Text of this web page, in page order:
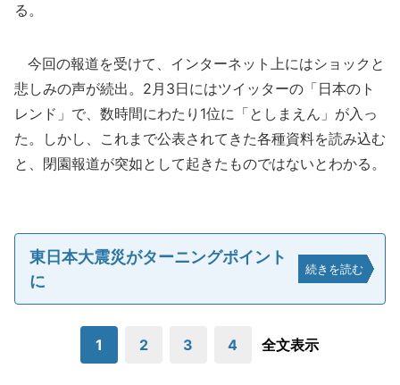
る。
今回の報道を受けて、インターネット上にはショックと
悲しみの声が続出。2月3日にはツイッターの「日本のト
レンド」で、数時間にわたり1位に「としまえん」が入っ
た。しかし、これまで公表されてきた各種資料を読み込む
と、閉園報道が突如として起きたものではないとわかる。
東日本大震災がターニングポイント
に
続きを読む
1 2 3 4 全文表示